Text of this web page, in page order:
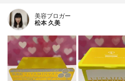
美容ブロガー
松本 久美